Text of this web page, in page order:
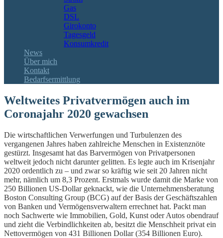
Gas
DSL
Girokonto
Tagesgeld
Konsumkredit
News
Über mich
Kontakt
Bedarfsermittlung
Weltweites Privatvermögen auch im
Coronajahr 2020 gewachsen
Die wirtschaftlichen Verwerfungen und Turbulenzen des
vergangenen Jahres haben zahlreiche Menschen in Existenznöte
gestürzt. Insgesamt hat das Barvermögen von Privatpersonen
weltweit jedoch nicht darunter gelitten. Es legte auch im Krisenjahr
2020 ordentlich zu – und zwar so kräftig wie seit 20 Jahren nicht
mehr, nämlich um 8,3 Prozent. Erstmals wurde damit die Marke von
250 Billionen US-Dollar geknackt, wie die Unternehmensberatung
Boston Consulting Group (BCG) auf der Basis der Geschäftszahlen
von Banken und Vermögensverwaltern errechnet hat. Packt man
noch Sachwerte wie Immobilien, Gold, Kunst oder Autos obendrauf
und zieht die Verbindlichkeiten ab, besitzt die Menschheit privat ein
Nettovermögen von 431 Billionen Dollar (354 Billionen Euro).